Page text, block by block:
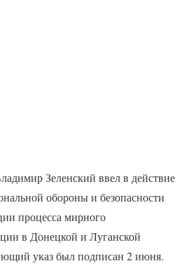
Зеленский ввел в действие
обороны и безопасности
процесса мирного
в Донецкой и Луганской
указ был подписан 2 июня.